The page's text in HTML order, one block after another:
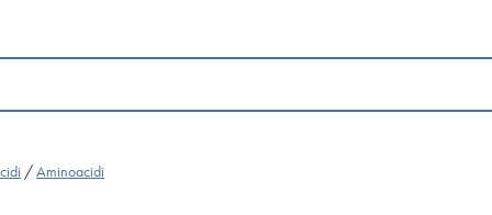
/Aminoacidi